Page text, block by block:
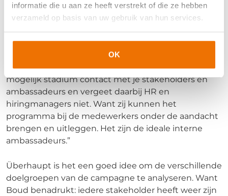
informatie die u aan ze heeft verstrekt of die ze hebben
verzameld op basis van uw gebruik van hun services.
OK
Wat als er wel veel medewerkers deelnemen, maar
de resultaten toch achterblijven? Volgens Perfors
moet je dan kritisch kijken naar je communicatie.
“Misschien weten mensen niet welke vacatures
openstaan, en welke kwalificaties je precies zoekt.
Een mogelijke oplossing? Zoek in een zo vroeg
mogelijk stadium contact met je stakeholders en
ambassadeurs en vergeet daarbij HR en
hiringmanagers niet. Want zij kunnen het
programma bij de medewerkers onder de aandacht
brengen en uitleggen. Het zijn de ideale interne
ambassadeurs.”
Überhaupt is het een goed idee om de verschillende
doelgroepen van de campagne te analyseren. Want
Boud benadrukt: iedere stakeholder heeft weer zijn